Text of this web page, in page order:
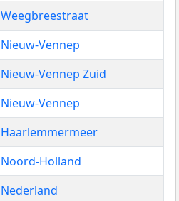
Weegbreestraat
Nieuw-Vennep
Nieuw-Vennep Zuid
Nieuw-Vennep
Haarlemmermeer
Noord-Holland
Nederland